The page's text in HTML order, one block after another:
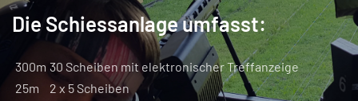
Die Schiessanlage umfasst:
300m 30 Scheiben mit elektronischer Treffanzeige
25m
2 x 5 Scheiben